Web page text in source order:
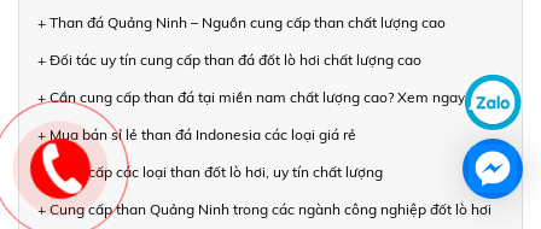
+ Than đá Quảng Ninh – Nguồn cung cấp than chất lượng cao
+ Đối tác uy tín cung cấp than đá đốt lò hơi chất lượng cao
+ Cần cung cấp than đá tại miền nam chất lượng cao? Xem ngay!
+ Mua bán sỉ lẻ than đá Indonesia các loại giá rẻ
+ Cung cấp các loại than đốt lò hơi, uy tín chất lượng
+ Cung cấp than Quảng Ninh trong các ngành công nghiệp đốt lò hơi